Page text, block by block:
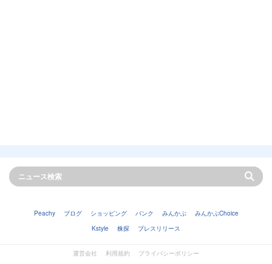
Peachy ブログ ショッピング バンク みんかぶ
みんかぶChoice
Kstyle
株探 プレスリリース
運営会社 利用規約 プライバシーポリシー